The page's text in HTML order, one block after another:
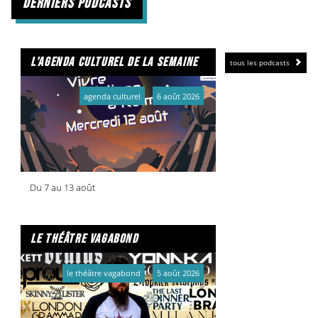
de la TRAC.
Le podcast est à retrouver ici
tous les podcasts
l'agenda culturel de la semaine
Du 7 au 13 août
agenda culturel 6 août 2026
le théâtre vagabond
le théâtre vagabond 5 août 2026